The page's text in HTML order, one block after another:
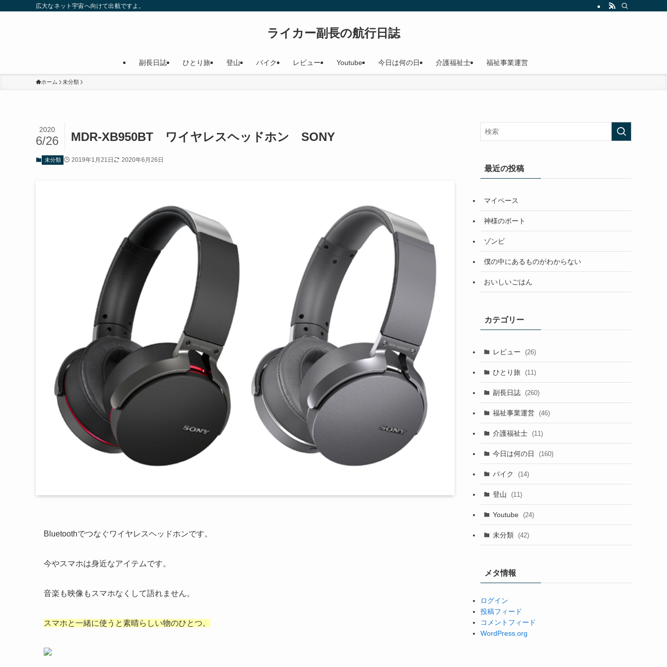
広大なネット宇宙へ向けて出航ですよ。
ライカー副長の航行日誌
副長日誌 ひとり旅 登山 バイク レビュー Youtube 今日は何の日 介護福祉士 福祉事業運営
ホーム 未分類
MDR-XB950BT ワイヤレスヘッドホン SONY
2020
6/26
未分類 2019年1月21日 2020年6月26日
Bluetoothでつなぐワイヤレスヘッドホンです。
今やスマホは身近なアイテムです。
音楽も映像もスマホなくして語れません。
スマホと一緒に使うと素晴らしい物のひとつ。
最近の投稿
マイペース
神様のボート
ゾンビ
僕の中にあるものがわからない
おいしいごはん
カテゴリー
レビュー (26)
ひとり旅 (11)
副長日誌 (260)
福祉事業運営 (46)
介護福祉士 (11)
今日は何の日 (160)
バイク (14)
登山 (11)
Youtube (24)
未分類 (42)
メタ情報
ログイン
投稿フィード
コメントフィード
WordPress.org